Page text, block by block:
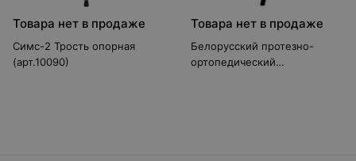
Товара нет в продаже
Симс-2 Трость опорная
(арт.10090)
Товара нет в продаже
Белорусский протезно-
ортопедический